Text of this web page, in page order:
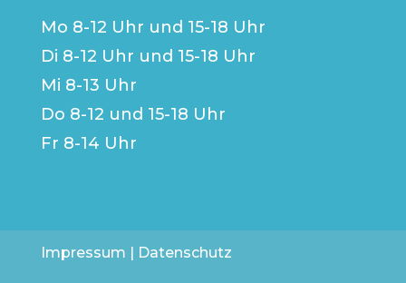
Mo 8-12 Uhr und 15-18 Uhr
Di 8-12 Uhr und 15-18 Uhr
Mi 8-13 Uhr
Do 8-12 und 15-18 Uhr
Fr 8-14 Uhr
Impressum | Datenschutz